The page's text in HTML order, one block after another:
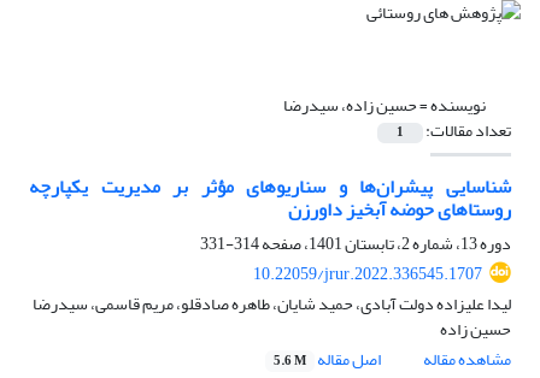
نویسنده =حسین زاده، سیدرضا
تعداد مقالات: 1
شناسایی پیشران‌ها و سناریوهای مؤثر بر مدیریت یکپارچه
روستاهای حوضه آبخیز داورزن
دوره 13، شماره 2، تابستان 1401، صفحه
314-331
10.22059/jrur.2022.336545.1707
لیدا علیزاده دولت آبادی، حمید شایان، طاهره صادقلو، مریم قاسمی، سیدرضا
حسین زاده
مشاهده مقاله
اصل مقاله 5.6 M